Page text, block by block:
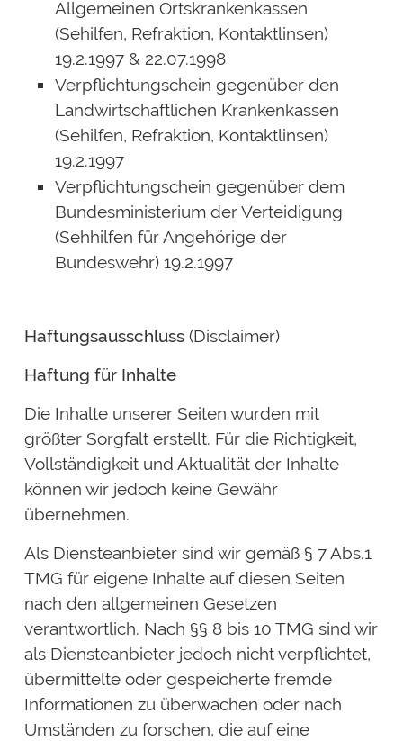
Allgemeinen Ortskrankenkassen
(Sehilfen, Refraktion, Kontaktlinsen)
19.2.1997 & 22.07.1998
Verpflichtungschein gegenüber den
Landwirtschaftlichen Krankenkassen
(Sehilfen, Refraktion, Kontaktlinsen)
19.2.1997
Verpflichtungschein gegenüber dem
Bundesministerium der Verteidigung
(Sehhilfen für Angehörige der
Bundeswehr) 19.2.1997
Haftungsausschluss(Disclaimer)
Haftung für Inhalte
Die Inhalte unserer Seiten wurden mit
größter Sorgfalt erstellt. Für die Richtigkeit,
Vollständigkeit und Aktualität der Inhalte
können wir jedoch keine Gewähr
übernehmen.
Als Diensteanbieter sind wir gemäß § 7 Abs.1
TMG für eigene Inhalte auf diesen Seiten
nach den allgemeinen Gesetzen
verantwortlich. Nach §§ 8 bis 10 TMG sind wir
als Diensteanbieter jedoch nicht verpflichtet,
übermittelte oder gespeicherte fremde
Informationen zu überwachen oder nach
Umständen zu forschen, die auf eine